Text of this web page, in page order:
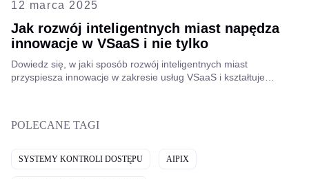
12 marca 2025
Jak rozwój inteligentnych miast napędza
innowacje w VSaaS i nie tylko
Dowiedz się, w jaki sposób rozwój inteligentnych miast
przyspiesza innowacje w zakresie usług VSaaS i kształtuje
dostawcy usług internetowych mogą uzyskać nową wartość dzięki
POLECANE TAGI
SYSTEMY KONTROLI DOSTĘPU AIPIX